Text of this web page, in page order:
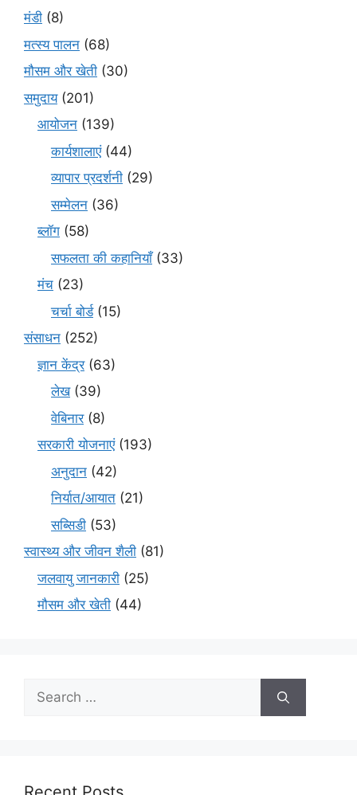
मंडी (8)
मत्स्य पालन (68)
मौसम और खेती (30)
समुदाय(201)
आयोजन (139)
कार्यशालाएं(44)
व्यापार प्रदर्शनी (29)
सम्मेलन (36)
ब्लॉग (58)
सफलता की कहानियाँ(33)
मंच (23)
चर्चा बोर्ड(15)
संसाधन (252)
ज्ञान केंद्र(63)
लेख(39)
वेबिनार(8)
सरकारी योजनाएं(193)
अनुदान (42)
निर्यात/आयात (21)
सब्सिडी (53)
स्वास्थ्य और जीवन शैली (81)
जलवायु जानकारी (25)
मौसम और खेती (44)